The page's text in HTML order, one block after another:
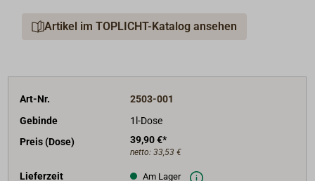
Artikel im TOPLICHT-Katalog ansehen
Art-Nr.
2503-001
Gebinde
1l-Dose
Preis (Dose)
39,90 €*
netto: 33,53 €
Lieferzeit Am Lager